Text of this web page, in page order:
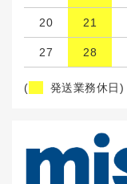
20 21
27 28
( 発送業務休日)